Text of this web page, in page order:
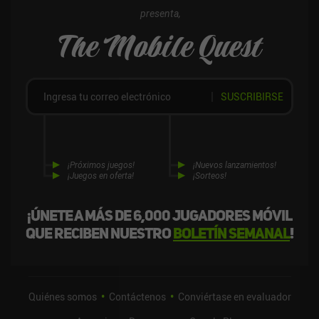
juego de "servicio en vivo", Lost Pages sigue siendo un buen
presenta,
The Mobile Quest
¡Únete a más de 6,000 jugadores móvil
que reciben nuestroboletín semanal!
¡Próximos juegos!
¡Juegos en oferta!
¡Nuevos lanzamientos!
¡Sorteos!
SUSCRIBIRSE
Quiénes somos Contáctenos
Conviértase en evaluador